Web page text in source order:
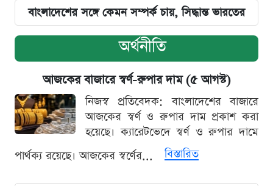
বাংলাদেশের সঙ্গে কেমন সম্পর্ক চায়, সিদ্ধান্ত ভারতের
অর্থনীতি
আজকের বাজারে স্বর্ণ-রুপার দাম (৫ আগস্ট)
নিজস্ব প্রতিবেদক: বাংলাদেশের বাজারে
আজকের স্বর্ণ ও রুপার দাম প্রকাশ করা
হয়েছে। ক্যারেটভেদে স্বর্ণ ও রুপার দামে
পার্থক্য রয়েছে। আজকের স্বর্ণের...
বিস্তারিত